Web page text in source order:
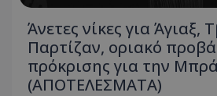
Άνετες νίκες για Άγιαξ,
Παρτίζαν, οριακό
πρόκρισης για την
(ΑΠΟΤΕΛΕΣΜΑΤΑ)